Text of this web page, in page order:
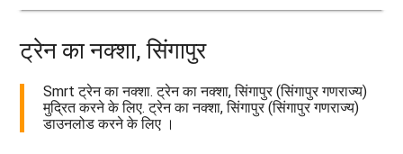
ट्रेन का नक्शा, सिंगापुर
Smrt ट्रेन का नक्शा. ट्रेन का नक्शा, सिंगापुर (सिंगापुर गणराज्य)
मुद्रित करने के लिए. ट्रेन का नक्शा, सिंगापुर (सिंगापुर गणराज्य)
डाउनलोड करने के लिए ।